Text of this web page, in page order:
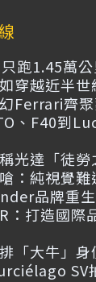
跑1.45萬
穿越近半世
Ferrari齊聚
、F40到
光達「徒
：純視覺
品牌重
：打造國際
「大牛」
SV